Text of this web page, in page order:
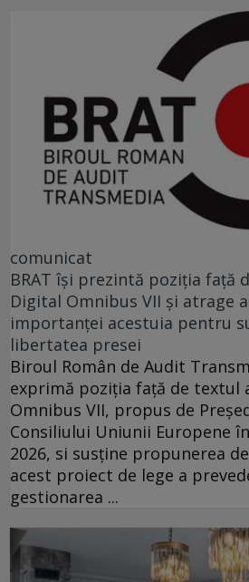
comunicat
BRAT își prezintă poziția față
Digital Omnibus VII și atrage
importanței acestuia pentru
libertatea presei
Biroul Român de Audit
exprimă poziția față de textul
Omnibus VII, propus de
Consiliului Uniunii Europene
2026, si susține propunerea
acest proiect de lege a
gestionarea ...